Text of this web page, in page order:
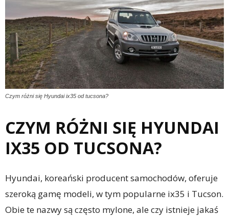
Czym różni się Hyundai ix35 od tucsona?
CZYM RÓŻNI SIĘ HYUNDAI
IX35 OD TUCSONA?
Hyundai, koreański producent samochodów, oferuje
szeroką gamę modeli, w tym popularne ix35 i Tucson.
Obie te nazwy są często mylone, ale czy istnieje jakaś